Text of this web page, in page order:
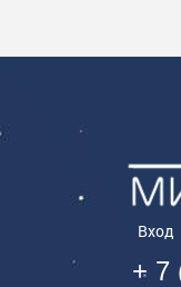
Вход
+ 7